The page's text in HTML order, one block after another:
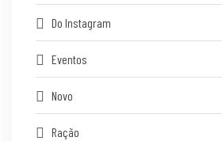
Do Instagram
Eventos
Novo
Ração